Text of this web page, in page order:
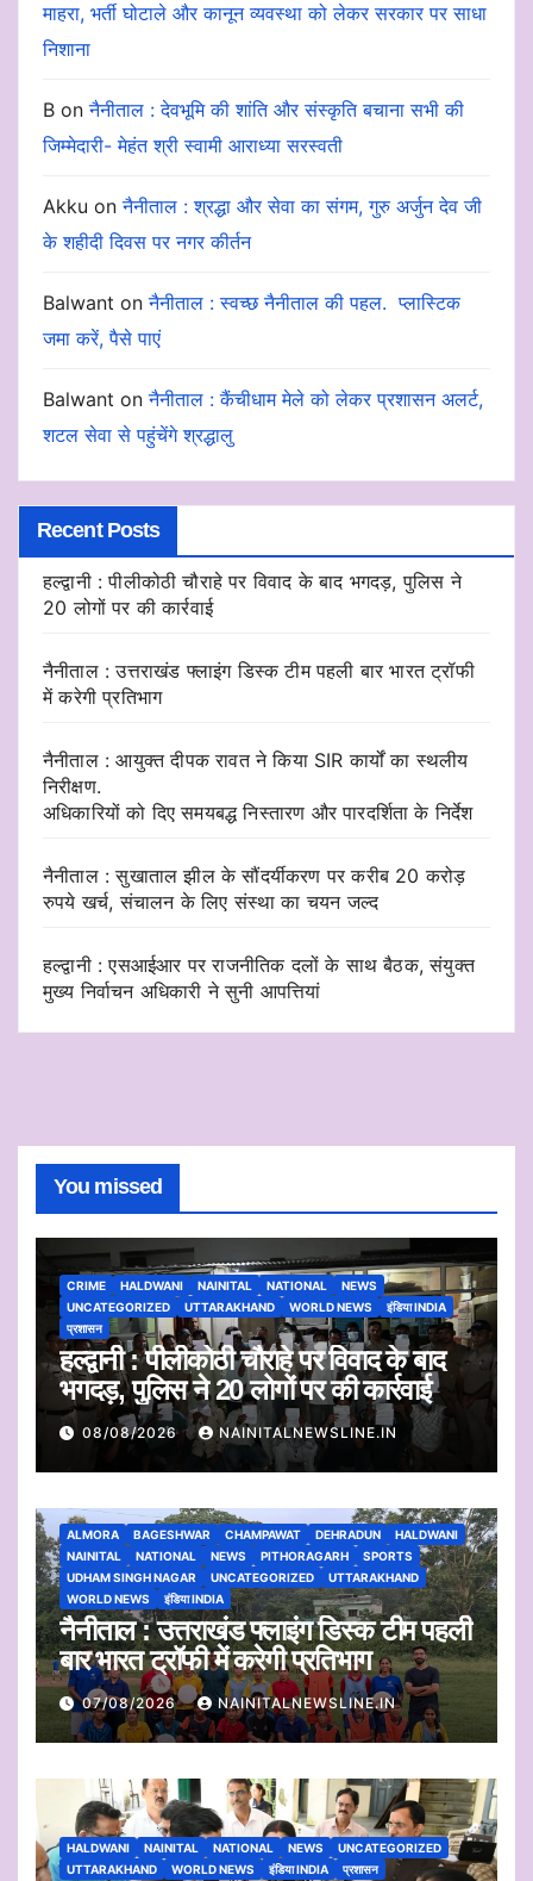
माहरा, भर्ती घोटाले और कानून व्यवस्था को लेकर सरकार पर साधा
निशाना
B onनैनीताल : देवभूमि की शांति और संस्कृति बचाना सभी की
जिम्मेदारी- मेहंत श्री स्वामी आराध्या सरस्वती
Akku onनैनीताल : श्रद्धा और सेवा का संगम, गुरु अर्जुन देव जी
के शहीदी दिवस पर नगर कीर्तन
Balwant onनैनीताल : स्वच्छ नैनीताल की पहल. प्लास्टिक
जमा करें, पैसे पाएं
Balwant onनैनीताल : कैंचीधाम मेले को लेकर प्रशासन अलर्ट,
शटल सेवा से पहुंचेंगे श्रद्धालु
Recent Posts
हल्द्वानी : पीलीकोठी चौराहे पर विवाद के बाद भगदड़, पुलिस ने
20 लोगों पर की कार्रवाई
नैनीताल : उत्तराखंड फ्लाइंग डिस्क टीम पहली बार भारत ट्रॉफी
में करेगी प्रतिभाग
नैनीताल : आयुक्त दीपक रावत ने किया SIR कार्यों का स्थलीय
निरीक्षण.
अधिकारियों को दिए समयबद्ध निस्तारण और पारदर्शिता के निर्देश
नैनीताल : सुखाताल झील के सौंदर्यीकरण पर करीब 20 करोड़
रुपये खर्च, संचालन के लिए संस्था का चयन जल्द
हल्द्वानी : एसआईआर पर राजनीतिक दलों के साथ बैठक, संयुक्त
मुख्य निर्वाचन अधिकारी ने सुनी आपत्तियां
You missed
CRIME HALDWANI NAINITAL NATIONAL
NEWS
UNCATEGORIZED
UTTARAKHAND WORLD NEWS
इंडिया INDIA
प्रशासन
हल्द्वानी : पीलीकोठी चौराहे पर विवाद के बाद
भगदड़, पुलिस ने 20 लोगों पर की कार्रवाई
08/08/2026 NAINITALNEWSLINE.IN
ALMORA BAGESHWAR CHAMPAWAT DEHRADUN
HALDWANI
NAINITAL
NATIONAL NEWS PITHORAGARH
SPORTS
UDHAM SINGH NAGAR
UNCATEGORIZED
UTTARAKHAND
WORLD NEWS
इंडिया INDIA
नैनीताल : उत्तराखंड फ्लाइंग डिस्क टीम पहली
बार भारत ट्रॉफी में करेगी प्रतिभाग
07/08/2026 NAINITALNEWSLINE.IN
HALDWANI NAINITAL NATIONAL NEWS
UNCATEGORIZED
UTTARAKHAND
WORLD NEWS इंडिया INDIA प्रशासन